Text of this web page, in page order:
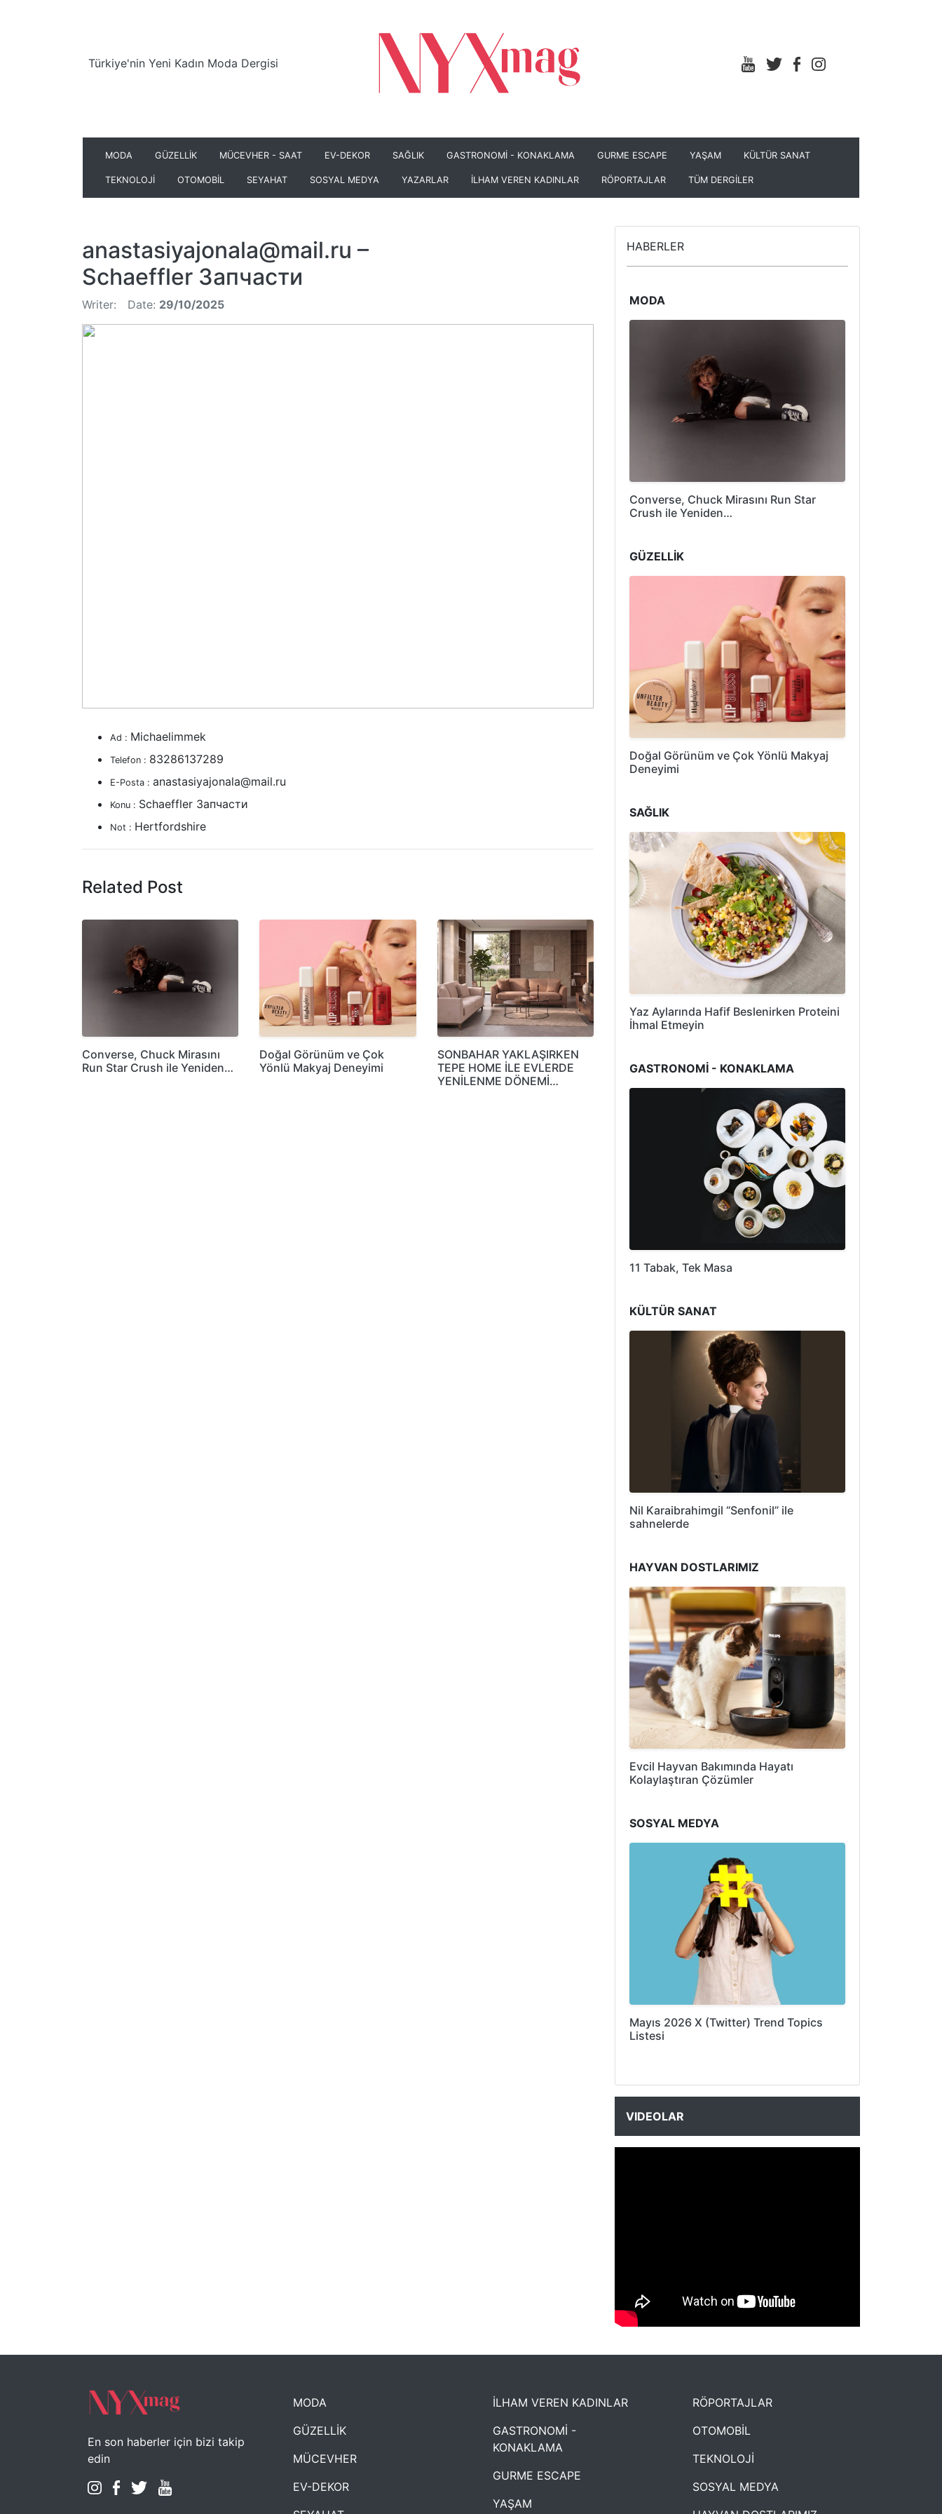
Türkiye'nin Yeni Kadın Moda Dergisi
MODA GÜZELLİK MÜCEVHER - SAAT EV-DEKOR SAĞLIK GASTRONOMİ - KONAKLAMA GURME ESCAPE YAŞAM KÜLTÜR SANAT
TEKNOLOJİ OTOMOBİL SEYAHAT SOSYAL MEDYA YAZARLAR İLHAM VEREN KADINLAR RÖPORTAJLAR TÜM DERGİLER
anastasiyajonala@mail.ru –
Schaeffler Запчасти
Writer: Date: 29/10/2025
Ad : Michaelimmek
Telefon : 83286137289
E-Posta : anastasiyajonala@mail.ru
Konu : Schaeffler Запчасти
Not : Hertfordshire
Related Post
Converse, Chuck Mirasını
Run Star Crush ile Yeniden…
Doğal Görünüm ve Çok
Yönlü Makyaj Deneyimi
SONBAHAR YAKLAŞIRKEN
TEPE HOME İLE EVLERDE
YENİLENME DÖNEMİ…
HABERLER
MODA
Converse, Chuck Mirasını Run Star
Crush ile Yeniden…
GÜZELLİK
Doğal Görünüm ve Çok Yönlü Makyaj
Deneyimi
SAĞLIK
Yaz Aylarında Hafif Beslenirken Proteini
İhmal Etmeyin
GASTRONOMİ - KONAKLAMA
11 Tabak, Tek Masa
KÜLTÜR SANAT
Nil Karaibrahimgil “Senfonil” ile
sahnelerde
HAYVAN DOSTLARIMIZ
Evcil Hayvan Bakımında Hayatı
Kolaylaştıran Çözümler
SOSYAL MEDYA
Mayıs 2026 X (Twitter) Trend Topics
Listesi
VIDEOLAR
NYXmag 2. Yaş Kutlama Etkinliği
En son haberler için bizi takip
edin
MODA
GÜZELLİK
MÜCEVHER
EV-DEKOR
İLHAM VEREN KADINLAR
GASTRONOMİ -
KONAKLAMA
GURME ESCAPE
YAŞAM
RÖPORTAJLAR
OTOMOBİL
TEKNOLOJİ
SOSYAL MEDYA